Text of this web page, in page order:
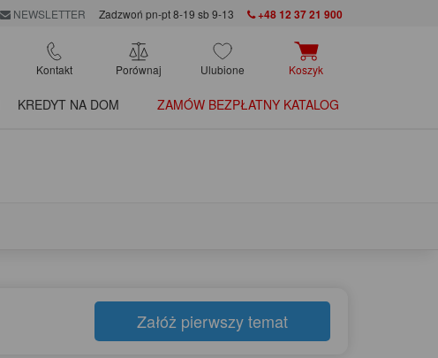
NEWSLETTER Zadzwoń pn-pt 8-19 sb 9-13 +48 12 37 21 900
Kontakt Porównaj Ulubione Koszyk
KREDYT NA DOM ZAMÓW BEZPŁATNY KATALOG